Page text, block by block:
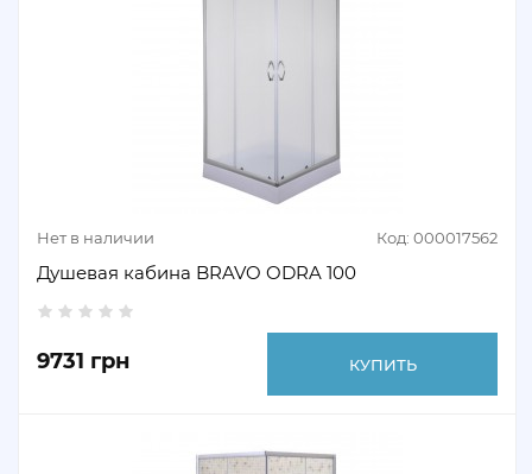
Нет в наличии Код: 000017562
Душевая кабина BRAVO ODRA 100
9731 грн КУПИТЬ